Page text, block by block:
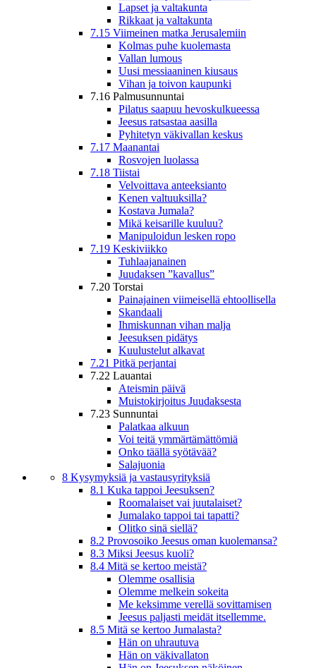
Lapset ja valtakunta
Rikkaat ja valtakunta
7.15 Viimeinen matka Jerusalemiin
Kolmas puhe kuolemasta
Vallan lumous
Uusi messiaaninen kiusaus
Vihan ja toivon kaupunki
7.16 Palmusunnuntai
Pilatus saapuu hevoskulkueessa
Jeesus ratsastaa aasilla
Pyhitetyn väkivallan keskus
7.17 Maanantai
Rosvojen luolassa
7.18 Tiistai
Velvoittava anteeksianto
Kenen valtuuksilla?
Kostava Jumala?
Mikä keisarille kuuluu?
Manipuloidun lesken ropo
7.19 Keskiviikko
Tuhlaajanainen
Juudaksen ”kavallus”
7.20 Torstai
Painajainen viimeisellä ehtoollisella
Skandaali
Ihmiskunnan vihan malja
Jeesuksen pidätys
Kuulustelut alkavat
7.21 Pitkä perjantai
7.22 Lauantai
Ateismin päivä
Muistokirjoitus Juudaksesta
7.23 Sunnuntai
Palatkaa alkuun
Voi teitä ymmärtämättömiä
Onko täällä syötävää?
Salajuonia
8 Kysymyksiä ja vastausyrityksiä
8.1 Kuka tappoi Jeesuksen?
Roomalaiset vai juutalaiset?
Jumalako tappoi tai tapatti?
Olitko sinä siellä?
8.2 Provosoiko Jeesus oman kuolemansa?
8.3 Miksi Jeesus kuoli?
8.4 Mitä se kertoo meistä?
Olemme osallisia
Olemme melkein sokeita
Me keksimme verellä sovittamisen
Jeesus paljasti meidät itsellemme.
8.5 Mitä se kertoo Jumalasta?
Hän on uhrautuva
Hän on väkivallaton